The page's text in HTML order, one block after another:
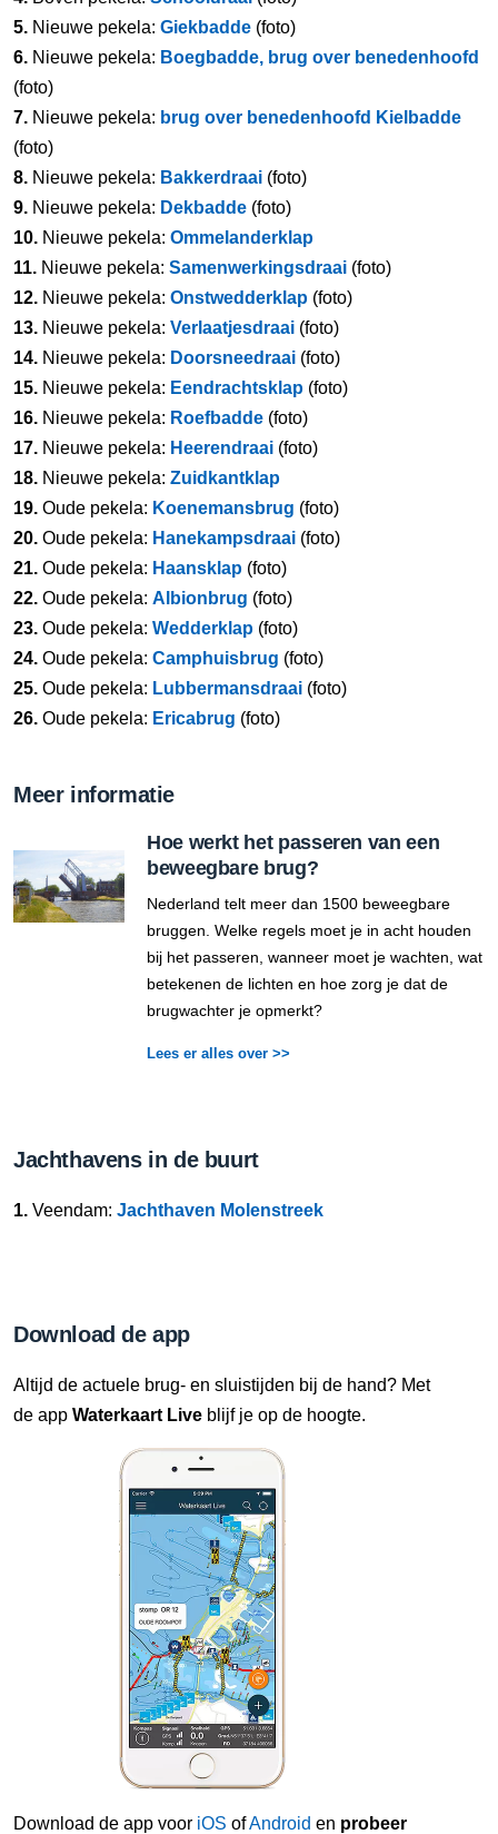
5. Nieuwe pekela: Giekbadde (foto)
6. Nieuwe pekela: Boegbadde, brug over benedenhoofd
(foto)
7. Nieuwe pekela: brug over benedenhoofd Kielbadde
(foto)
8. Nieuwe pekela: Bakkerdraai (foto)
9. Nieuwe pekela: Dekbadde (foto)
10. Nieuwe pekela: Ommelanderklap
11. Nieuwe pekela: Samenwerkingsdraai (foto)
12. Nieuwe pekela: Onstwedderklap (foto)
13. Nieuwe pekela: Verlaatjesdraai (foto)
14. Nieuwe pekela: Doorsneedraai (foto)
15. Nieuwe pekela: Eendrachtsklap (foto)
16. Nieuwe pekela: Roefbadde (foto)
17. Nieuwe pekela: Heerendraai (foto)
18. Nieuwe pekela: Zuidkantklap
19. Oude pekela: Koenemansbrug (foto)
20. Oude pekela: Hanekampsdraai (foto)
21. Oude pekela: Haansklap (foto)
22. Oude pekela: Albionbrug (foto)
23. Oude pekela: Wedderklap (foto)
24. Oude pekela: Camphuisbrug (foto)
25. Oude pekela: Lubbermansdraai (foto)
26. Oude pekela: Ericabrug (foto)
Meer informatie
Hoe werkt het passeren van een
beweegbare brug?
Nederland telt meer dan 1500 beweegbare
bruggen. Welke regels moet je in acht houden
bij het passeren, wanneer moet je wachten, wat
betekenen de lichten en hoe zorg je dat de
brugwachter je opmerkt?
Lees er alles over >>
Jachthavens in de buurt
1. Veendam: Jachthaven Molenstreek
Download de app
Altijd de actuele brug- en sluistijden bij de hand? Met
de app Waterkaart Live blijf je op de hoogte.
Download de app voor iOS ofAndroid en probeer